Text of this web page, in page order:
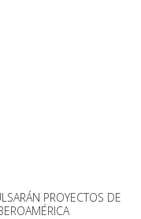
PROYECTOS DE